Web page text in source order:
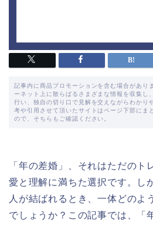
記事内に商品プロモーションを含む場合があり
ーネット上に散らばるさまざまな情報を収集し
行い、独自の切り口で見解を交えながらわかり
考や引用させて頂いたサイトはページ下部にま
ので、そちらもご確認ください。
「年の差婚」、それはただのト
愛と理解に満ちた選択です。し
人が結ばれるとき、一体どのよ
でしょうか？この記事では、「